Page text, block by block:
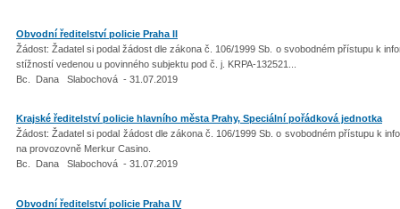
Obvodní ředitelství policie Praha II
Žádost: Žadatel si podal žádost dle zákona č. 106/1999 Sb. o svobodném přístupu k
stížností vedenou u povinného subjektu pod č. j. KRPA-132521...
Bc. Dana Slabochová - 31.07.2019
Krajské ředitelství policie hlavního města Prahy, Speciální pořádková jednotka
Žádost: Žadatel si podal žádost dle zákona č. 106/1999 Sb. o svobodném přístupu k
na provozovně Merkur Casino.
Bc. Dana Slabochová - 31.07.2019
Obvodní ředitelství policie Praha IV